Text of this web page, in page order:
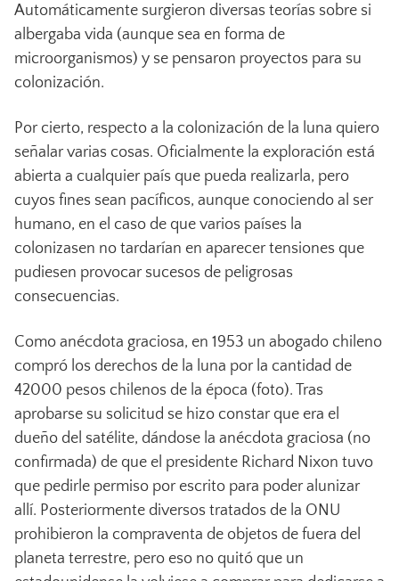
Automáticamente surgieron diversas teorías sobre si
albergaba vida (aunque sea en forma de
microorganismos) y se pensaron proyectos para su
colonización.
Por cierto, respecto a la colonización de la luna quiero
señalar varias cosas. Oficialmente la exploración está
abierta a cualquier país que pueda realizarla, pero
cuyos fines sean pacíficos, aunque conociendo al ser
humano, en el caso de que varios países la
colonizasen no tardarían en aparecer tensiones que
pudiesen provocar sucesos de peligrosas
consecuencias.
Como anécdota graciosa, en 1953 un abogado chileno
compró los derechos de la luna por la cantidad de
42000 pesos chilenos de la época (foto). Tras
aprobarse su solicitud se hizo constar que era el
dueño del satélite, dándose la anécdota graciosa (no
confirmada) de que el presidente Richard Nixon tuvo
que pedirle permiso por escrito para poder alunizar
allí. Posteriormente diversos tratados de la ONU
prohibieron la compraventa de objetos de fuera del
planeta terrestre, pero eso no quitó que un